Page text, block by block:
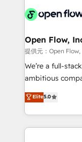
things are
integrated
and Stockholm Elixir is a first mover and leader
when it comes
acumen,
integrate
MicroSoft, custom
Open Flow,
提供元：Open Flow,
We’re a full-
ambitious
upgrading and
generating aspect of
HubSpot Elite
nerds who can
Elite5.0